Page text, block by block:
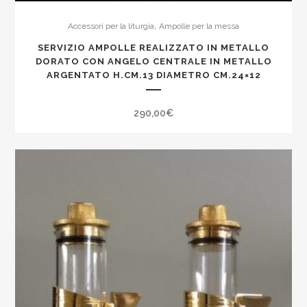
Accessori per la liturgia Ampolle per la messa
SERVIZIO AMPOLLE REALIZZATO IN METALLO
DORATO CON ANGELO CENTRALE IN METALLO
ARGENTATO H.CM.13 DIAMETRO CM.24×12
290,00€